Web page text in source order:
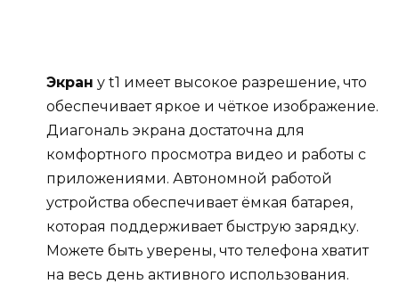
Экран у t1 имеет высокое разрешение, что
обеспечивает яркое и чёткое изображение.
Диагональ экрана достаточна для
комфортного просмотра видео и работы с
приложениями. Автономной работой
устройства обеспечивает ёмкая батарея,
которая поддерживает быструю зарядку.
Можете быть уверены, что телефона хватит
на весь день активного использования.